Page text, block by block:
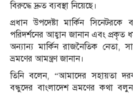
বিরুদ্ধে দ্রুত ব্যবস্থা নিয়েছে।
প্রধান উপদেষ্টা মার্কিন
পরিদর্শনের আহ্বান জানান এবং প্রকৃত
অন্যান্য মার্কিন রাজনৈতিক নেতা,
ভ্রমণের আমন্ত্রণ জানান।
তিনি বলেন, “আমাদের সহায়তা
বন্ধুদের বাংলাদেশ ভ্রমণের কথা